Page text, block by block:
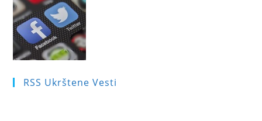
RSS Ukrštene Vesti